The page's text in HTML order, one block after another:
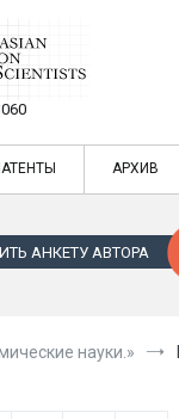
статей в АРХИВ
АНКЕТУ АВТОРА
науки.»